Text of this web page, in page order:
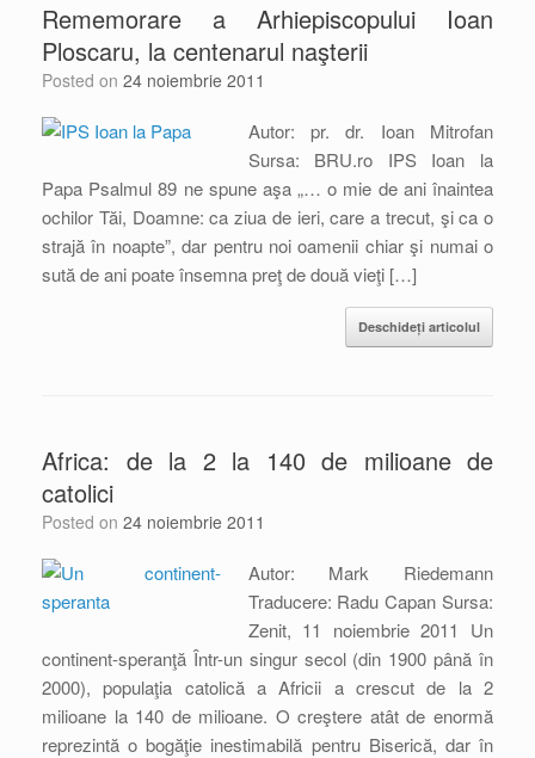
Rememorare a Arhiepiscopului Ioan
Ploscaru, la centenarul naşterii
Posted on 24 noiembrie 2011
Autor: pr. dr. Ioan Mitrofan
Sursa: BRU.ro IPS Ioan la
Papa Psalmul 89 ne spune aşa „… o mie de ani înaintea
ochilor Tăi, Doamne: ca ziua de ieri, care a trecut, şi ca o
strajă în noapte”, dar pentru noi oamenii chiar şi numai o
sută de ani poate însemna preţ de două vieţi […]
Deschideți articolul
Africa: de la 2 la 140 de milioane de
catolici
Posted on 24 noiembrie 2011
Autor: Mark Riedemann
Traducere: Radu Capan Sursa:
Zenit, 11 noiembrie 2011 Un
continent-speranţă Într-un singur secol (din 1900 până în
2000), populaţia catolică a Africii a crescut de la 2
milioane la 140 de milioane. O creştere atât de enormă
reprezintă o bogăţie inestimabilă pentru Biserică, dar în